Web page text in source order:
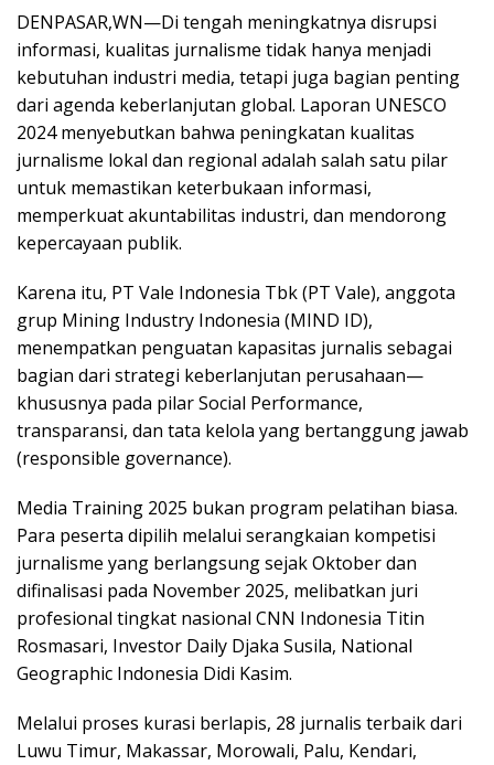
DENPASAR,WN—Di tengah meningkatnya disrupsi
informasi, kualitas jurnalisme tidak hanya menjadi
kebutuhan industri media, tetapi juga bagian penting
dari agenda keberlanjutan global. Laporan UNESCO
2024 menyebutkan bahwa peningkatan kualitas
jurnalisme lokal dan regional adalah salah satu pilar
untuk memastikan keterbukaan informasi,
memperkuat akuntabilitas industri, dan mendorong
kepercayaan publik.
Karena itu, PT Vale Indonesia Tbk (PT Vale), anggota
grup Mining Industry Indonesia (MIND ID),
menempatkan penguatan kapasitas jurnalis sebagai
bagian dari strategi keberlanjutan perusahaan—
khususnya pada pilar Social Performance,
transparansi, dan tata kelola yang bertanggung jawab
(responsible governance).
Media Training 2025 bukan program pelatihan biasa.
Para peserta dipilih melalui serangkaian kompetisi
jurnalisme yang berlangsung sejak Oktober dan
difinalisasi pada November 2025, melibatkan juri
profesional tingkat nasional CNN Indonesia Titin
Rosmasari, Investor Daily Djaka Susila, National
Geographic Indonesia Didi Kasim.
Melalui proses kurasi berlapis, 28 jurnalis terbaik dari
Luwu Timur, Makassar, Morowali, Palu, Kendari,